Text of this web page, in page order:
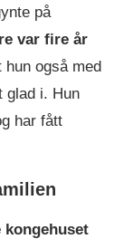
på
var fire år
hun også med
glad i. Hun
har fått
kongehuset